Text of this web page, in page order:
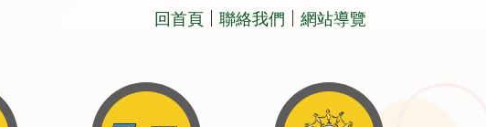
回首頁 聯絡我們 網站導覽